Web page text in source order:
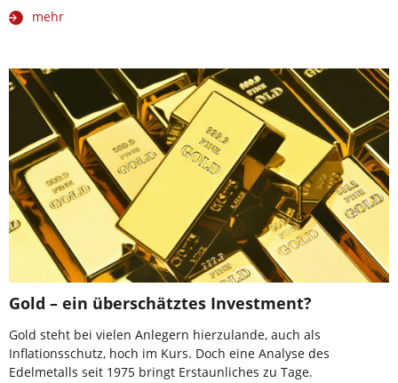
mehr
Gold – ein überschätztes Investment?
Gold steht bei vielen Anlegern hierzulande, auch als
Inflationsschutz, hoch im Kurs. Doch eine Analyse des
Edelmetalls seit 1975 bringt Erstaunliches zu Tage.